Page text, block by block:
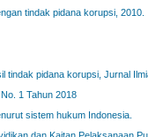
tindak pidana korupsi, 2010.
pidana korupsi, Jurnal
1 Tahun 2018
sistem hukum Indonesia.